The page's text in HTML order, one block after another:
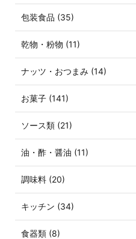
包装食品 (35)
乾物・粉物 (11)
ナッツ・おつまみ (14)
お菓子 (141)
ソース類 (21)
油・酢・醤油 (11)
調味料 (20)
キッチン (34)
食器類 (8)